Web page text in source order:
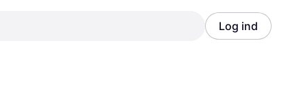
Log ind